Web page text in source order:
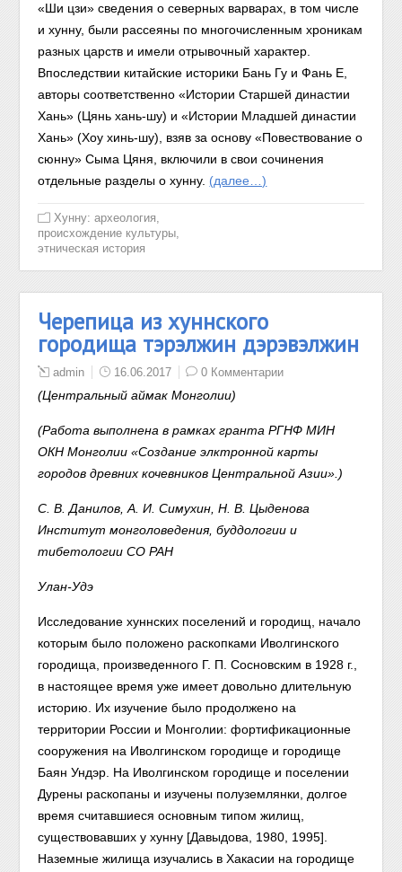
«Ши цзи» сведения о северных варварах, в том числе
ихунну,были рассеяны по многочисленным хроникам
разных царств и имелиотрывочный характер.
Впоследствии китайские историки Бань Гу иФань Е,
авторы соответственно «Истории Старшей династии
Хань»(Цянь хань-шу) и «Истории Младшей династии
Хань» (Хоухинь-шу), взяв за основу «Повествование о
сюнну» Сыма Цяня, включили всвои сочинения
отдельные разделы о хунну. (далее…)
Хунну: археология,
происхождение культуры,
этническая история
Черепица из хуннского
городища тэрэлжин дэрэвэлжин
admin 16.06.2017 0 Комментарии
(Центральный аймак Монголии)
(Работа выполнена в рамках гранта РГНФ МИН
ОКН Монголии «Создание элктронной карты
городов древних кочевников Центральной Азии».)
С. В. Данилов, А. И. Симухин, Н. В. Цыденова
Институт монголоведения, буддологии и
тибетологии СО РАН
Улан-Удэ
Исследование хуннских поселений и городищ, начало
которымбыло положено раскопками Иволгинского
городища, произведенного Г. П. Сосновским в 1928 г.,
в настоящее времяуже имеет довольно длительную
историю. Их изучение было продолжено на
территории России и Монголии: фортификационные
сооружения на Иволгинском городище и городище
Баян Ундэр. На Иволгинском городище и поселении
Дурены раскопаны и изучены полуземлянки, долгое
время считавшиеся основным типом жилищ,
существовавших у хунну [Давыдова, 1980, 1995].
Наземные жилища изучались в Хакасии на городище